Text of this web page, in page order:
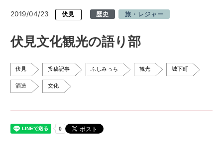
2019/04/23 伏見 歴史 旅・レジャー
伏見文化観光の語り部
伏見 投稿記事 ふしみっち 観光 城下町
酒造 文化